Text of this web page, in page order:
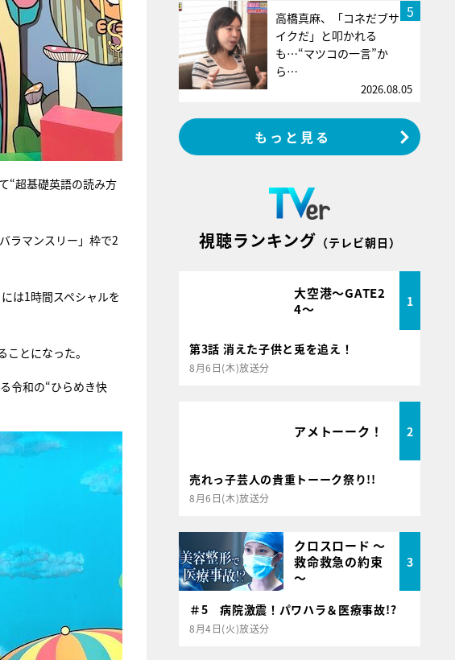
“超基礎英語の読み方
ラマンスリー」枠で2
は1時間スペシャルを
とになった。
令和の“ひらめき快
5
高橋真麻、「コネだブサ
イクだ」と叩かれる
も…“マツコの一言”か
ら…
2026.08.05
もっと見る
視聴ランキング （テレビ朝日）
大空港～GATE2
4～
1
第3話 消えた子供と兎を追え！
8月6日(木)放送分
アメトーーク！ 2
売れっ子芸人の貴重トーーク祭り!!
8月6日(木)放送分
クロスロード ～
救命救急の約束
～
3
＃5 病院激震！パワハラ＆医療事故!?
8月4日(火)放送分